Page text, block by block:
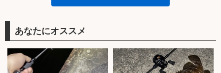
あなたにオススメ